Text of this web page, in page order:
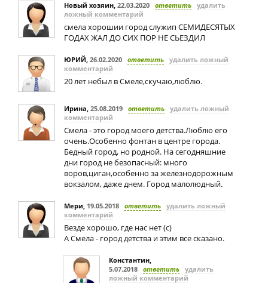
Новый хозяин, 22.03.2020 ответить удалить
ложный комментарий
смела хорошии город служип СЕМИДЕСЯТЫХ
ГОДАХ ЖАЛ ДО СИХ ПОР НЕ СЬЕЗДИЛ
ЮРИЙ, 26.02.2020 ответить удалить ложный
комментарий
20 лет небыл в Смеле,скучаю,люблю.
Ирина, 25.08.2019 ответить удалить ложный
комментарий
Смела - это город моего детства.Люблю его
очень.Особенно фонтан в центре города.
Бедный город, но родной. На сегодняшние
дни город не безопасный: много
воров,циган,особенно за железнодорожным
вокзалом, даже днем. Город малолюдный.
Мери, 19.05.2018 ответить удалить ложный
комментарий
Везде хорошо, где нас нет (с)
А Смела - город детства и этим все сказано.
Константин,
5.07.2018 ответить удалить
ложный комментарий